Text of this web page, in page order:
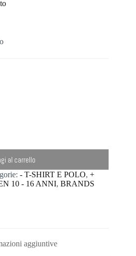
al carrello
- T-SHIRT E POLO, +
10 - 16 ANNI, BRANDS
aggiuntive